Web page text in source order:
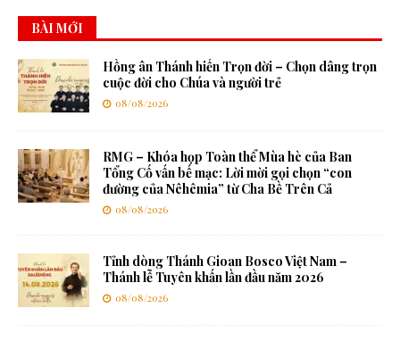
BÀI MỚI
Hồng ân Thánh hiến Trọn đời – Chọn dâng trọn
cuộc đời cho Chúa và người trẻ
08/08/2026
RMG – Khóa họp Toàn thể Mùa hè của Ban
Tổng Cố vấn bế mạc: Lời mời gọi chọn “con
đường của Nêhêmia” từ Cha Bề Trên Cả
08/08/2026
Tỉnh dòng Thánh Gioan Bosco Việt Nam –
Thánh lễ Tuyên khấn lần đầu năm 2026
08/08/2026